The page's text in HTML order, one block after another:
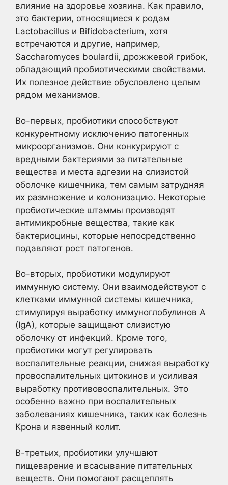
влияние на здоровье хозяина. Как правило,
это бактерии, относящиеся к родам
Lactobacillus и Bifidobacterium, хотя
встречаются и другие, например,
Saccharomyces boulardii, дрожжевой грибок,
обладающий пробиотическими свойствами.
Их полезное действие обусловлено целым
рядом механизмов.
Во-первых, пробиотики способствуют
конкурентному исключению патогенных
микроорганизмов. Они конкурируют с
вредными бактериями за питательные
вещества и места адгезии на слизистой
оболочке кишечника, тем самым затрудняя
их размножение и колонизацию. Некоторые
пробиотические штаммы производят
антимикробные вещества, такие как
бактериоцины, которые непосредственно
подавляют рост патогенов.
Во-вторых, пробиотики модулируют
иммунную систему. Они взаимодействуют с
клетками иммунной системы кишечника,
стимулируя выработку иммуноглобулинов А
(IgA), которые защищают слизистую
оболочку от инфекций. Кроме того,
пробиотики могут регулировать
воспалительные реакции, снижая выработку
провоспалительных цитокинов и усиливая
выработку противовоспалительных. Это
особенно важно при воспалительных
заболеваниях кишечника, таких как болезнь
Крона и язвенный колит.
В-третьих, пробиотики улучшают
пищеварение и всасывание питательных
веществ. Они помогают расщеплять